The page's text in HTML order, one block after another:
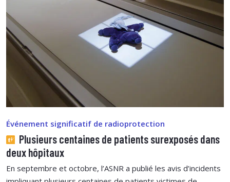
Événement significatif de radioprotection
Plusieurs centaines de patients surexposés dans
deux hôpitaux
En septembre et octobre, l’ASNR a publié les avis d’incidents